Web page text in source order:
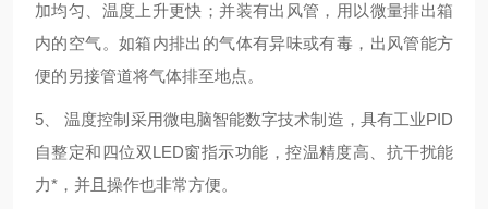
加均匀、温度上升更快；并装有出风管，用以微量排出箱
内的空气。如箱内排出的气体有异味或有毒，出风管能方
便的另接管道将气体排至地点。
5、 温度控制采用微电脑智能数字技术制造，具有工业PID
自整定和四位双LED窗指示功能，控温精度高、抗干扰能
力*，并且操作也非常方便。